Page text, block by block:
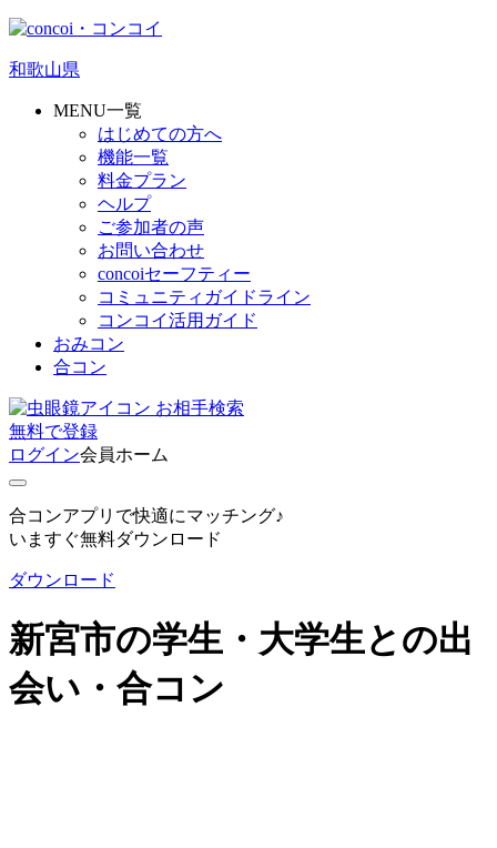
和歌山県
MENU一覧
はじめての方へ
機能一覧
料金プラン
ヘルプ
ご参加者の声
お問い合わせ
concoiセーフティー
コミュニティガイドライン
コンコイ活用ガイド
おみコン
合コン
お相手検索
無料で登録
ログイン会員ホーム
合コンアプリで快適にマッチング♪
いますぐ無料ダウンロード
ダウンロード
新宮市の学生・大学生との出
会い・合コン